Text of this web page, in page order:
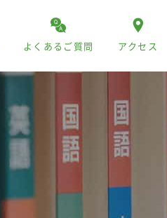
よくあるご質問 アクセス